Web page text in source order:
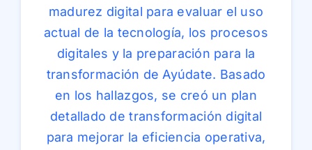
madurez digital para evaluar el uso
actual de la tecnología, los procesos
digitales y la preparación para la
transformación de Ayúdate. Basado
en los hallazgos, se creó un plan
detallado de transformación digital
para mejorar la eficiencia operativa,